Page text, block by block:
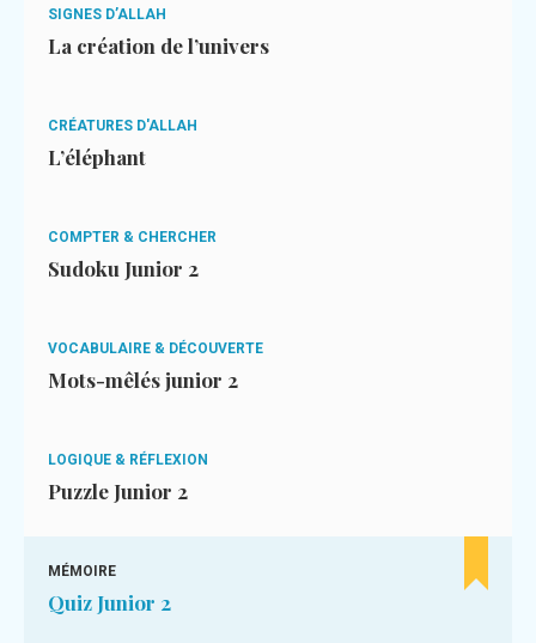
SIGNES D’ALLAH
La création de l’univers
CRÉATURES D'ALLAH
L’éléphant
COMPTER & CHERCHER
Sudoku Junior 2
VOCABULAIRE & DÉCOUVERTE
Mots-mêlés junior 2
LOGIQUE & RÉFLEXION
Puzzle Junior 2
MÉMOIRE
Quiz Junior 2